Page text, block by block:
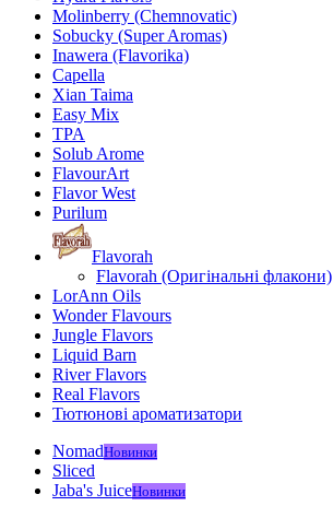
Molinberry (Chemnovatic)
Sobucky (Super Aromas)
Inawera (Flavorika)
Capella
Xian Taima
Easy Mix
TPA
Solub Arome
FlavourArt
Flavor West
Purilum
Flavorah
Flavorah (Оригінальні флакони)
LorAnn Oils
Wonder Flavours
Jungle Flavors
Liquid Barn
River Flavors
Real Flavors
Тютюнові ароматизатори
NomadНовинки
Sliced
Jaba's JuiceНовинки